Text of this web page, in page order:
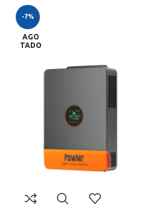
-7%
AGO
TADO